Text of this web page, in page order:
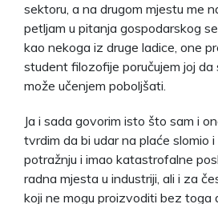
sektoru, a na drugom mjestu me
petljam u pitanja gospodarskog
kao nekoga iz druge ladice, one
student filozofije poručujem joj da
može učenjem poboljšati.
Ja i sada govorim isto što sam i
tvrdim da bi udar na plaće slomio
potražnju i imao katastrofalne
radna mjesta u industriji, ali i za
koji ne mogu proizvoditi bez toga